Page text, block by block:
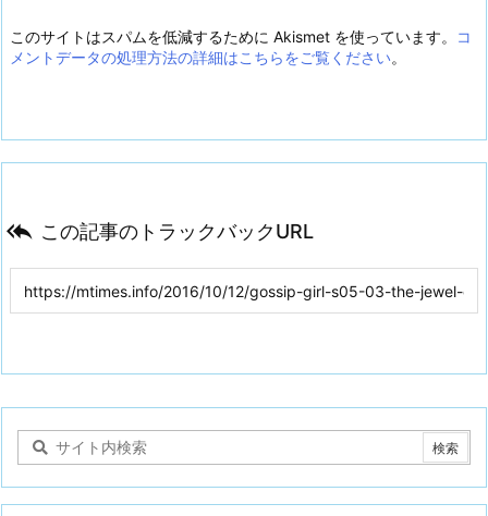
このサイトはスパムを低減するために Akismet を使っています。
コ
メントデータの処理方法の詳細はこちらをご覧ください。
 この記事のトラックバックURL